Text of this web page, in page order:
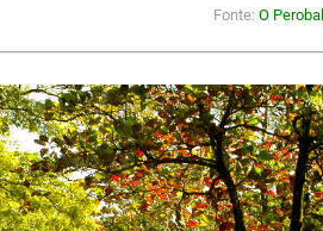
Fonte: O Perobal